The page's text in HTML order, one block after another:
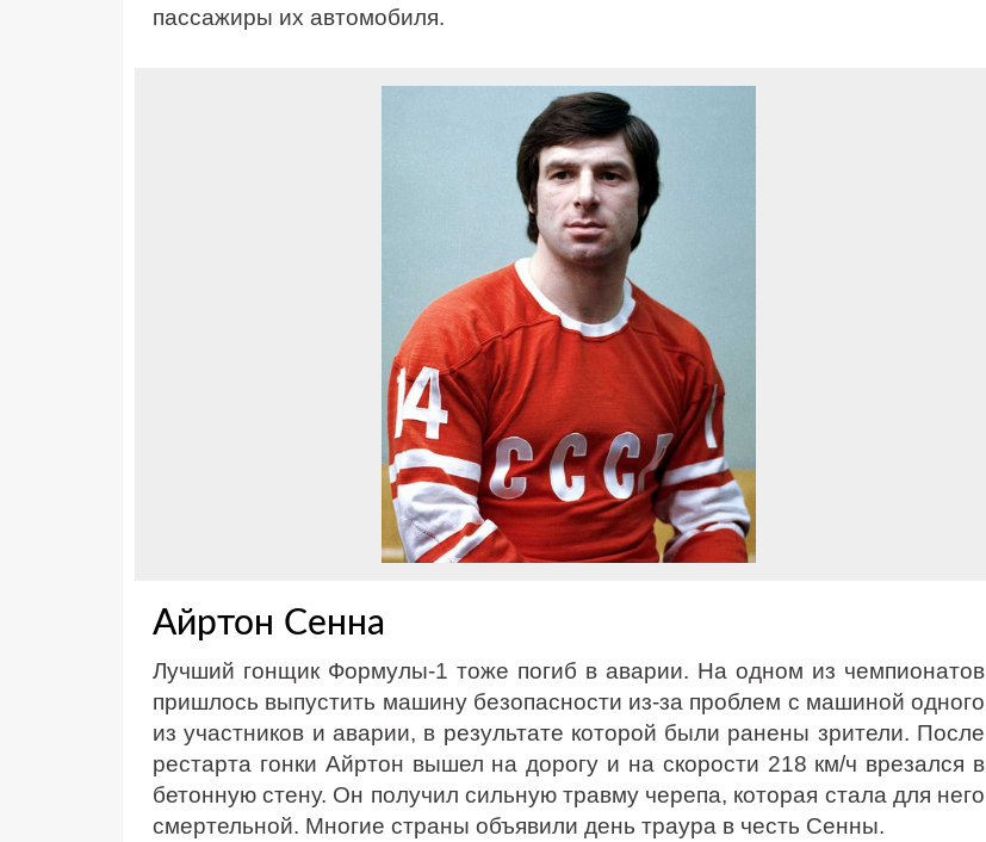
пассажиры их автомобиля.
Айртон Сенна
Лучший гонщик Формулы-1 тоже погиб в аварии. На одном из чемпионатов
пришлось выпустить машину безопасности из-за проблем с машиной одного
из участников и аварии, в результате которой были ранены зрители. После
рестарта гонки Айртон вышел на дорогу и на скорости 218 км/ч врезался в
бетонную стену. Он получил сильную травму черепа, которая стала для него
смертельной. Многие страны объявили день траура в честь Сенны.